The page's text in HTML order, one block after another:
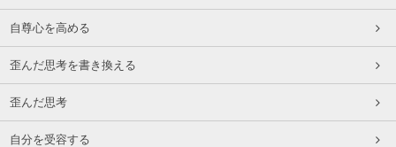
自尊心を高める
歪んだ思考を書き換える
歪んだ思考
自分を受容する